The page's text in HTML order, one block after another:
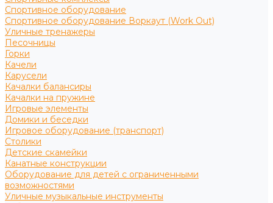
Спортивное оборудование
Спортивное оборудование Воркаут (Work Out)
Уличные тренажеры
Песочницы
Горки
Качели
Карусели
Качалки балансиры
Качалки на пружине
Игровые элементы
Домики и беседки
Игровое оборудование (транспорт)
Столики
Детские скамейки
Канатные конструкции
Оборудование для детей с ограниченными
возможностями
Уличные музыкальные инструменты